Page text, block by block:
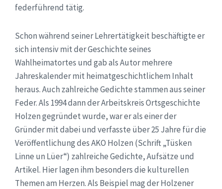
federführend tätig.
Schon während seiner Lehrertätigkeit beschäftigte er
sich intensiv mit der Geschichte seines
Wahlheimatortes und gab als Autor mehrere
Jahreskalender mit heimatgeschichtlichem Inhalt
heraus. Auch zahlreiche Gedichte stammen aus seiner
Feder. Als 1994 dann der Arbeitskreis Ortsgeschichte
Holzen gegründet wurde, war er als einer der
Gründer mit dabei und verfasste über 25 Jahre für die
Veröffentlichung des AKO Holzen (Schrift „Tüsken
Linne un Lüer“) zahlreiche Gedichte, Aufsätze und
Artikel. Hier lagen ihm besonders die kulturellen
Themen am Herzen. Als Beispiel mag der Holzener